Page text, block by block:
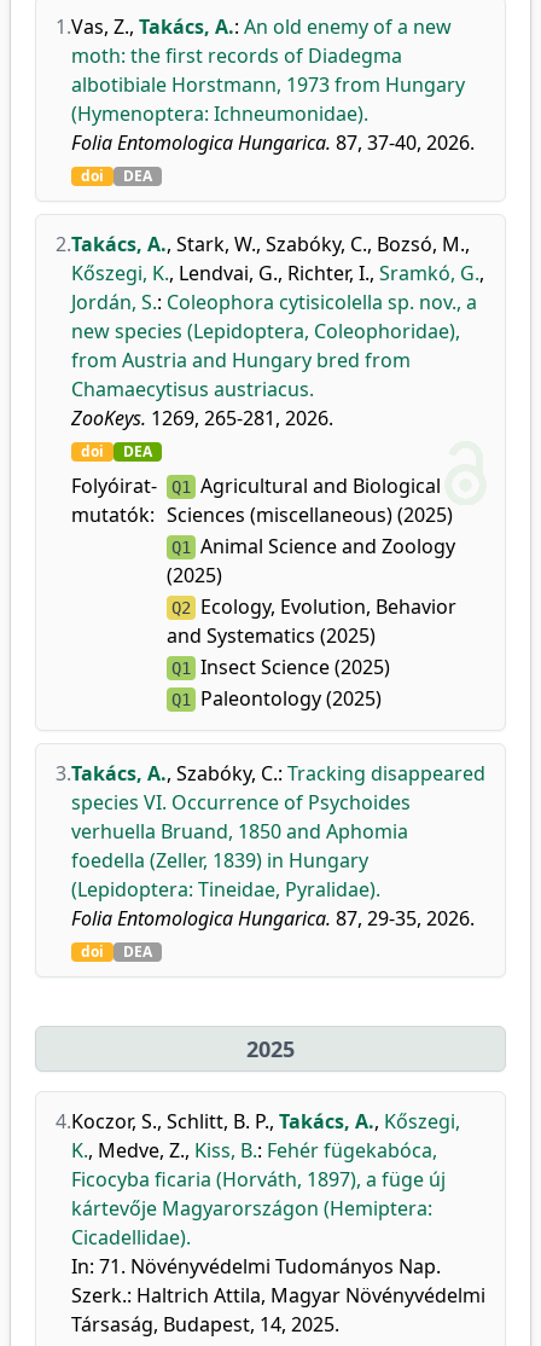
1.Vas, Z., Takács, A.: An old enemy of a new
moth: the first records of Diadegma
albotibiale Horstmann, 1973 from Hungary
(Hymenoptera: Ichneumonidae).
Folia Entomologica Hungarica. 87, 37-40, 2026.
doi DEA
2.Takács, A., Stark, W., Szabóky, C., Bozsó, M.,
Kőszegi, K., Lendvai, G., Richter, I., Sramkó, G.,
Jordán, S.: Coleophora cytisicolella sp. nov., a
new species (Lepidoptera, Coleophoridae),
from Austria and Hungary bred from
Chamaecytisus austriacus.
ZooKeys. 1269, 265-281, 2026.
doi DEA
Folyóirat-
mutatók:
Q1 Agricultural and Biological
Sciences (miscellaneous) (2025)
Q1 Animal Science and Zoology
(2025)
Q2 Ecology, Evolution, Behavior
and Systematics (2025)
Q1 Insect Science (2025)
Q1 Paleontology (2025)
3.Takács, A., Szabóky, C.: Tracking disappeared
species VI. Occurrence of Psychoides
verhuella Bruand, 1850 and Aphomia
foedella (Zeller, 1839) in Hungary
(Lepidoptera: Tineidae, Pyralidae).
Folia Entomologica Hungarica. 87, 29-35, 2026.
doi DEA
2025
4.Koczor, S., Schlitt, B. P., Takács, A., Kőszegi,
K., Medve, Z., Kiss, B.: Fehér fügekabóca,
Ficocyba ficaria (Horváth, 1897), a füge új
kártevője Magyarországon (Hemiptera:
Cicadellidae).
In: 71. Növényvédelmi Tudományos Nap.
Szerk.: Haltrich Attila, Magyar Növényvédelmi
Társaság, Budapest, 14, 2025.